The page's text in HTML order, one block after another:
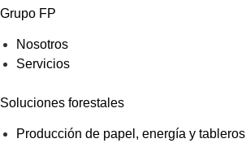
Grupo FP
Nosotros
Servicios
Soluciones forestales
Producción de papel, energía y tableros